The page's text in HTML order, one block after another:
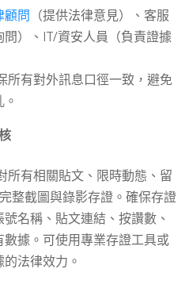
顧問 （提供法律意見）、客服
）、IT/資安人員（負責證據
所有對外訊息口徑一致，避免
所有相關貼文、限時動態、留
整截圖與錄影存證。確保存證
名稱、貼文連結、按讚數、
據。可使用專業存證工具或
法律效力。